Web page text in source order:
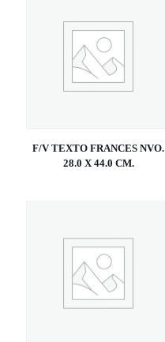
F/V TEXTO FRANCES NVO.
28.0 X 44.0 CM.